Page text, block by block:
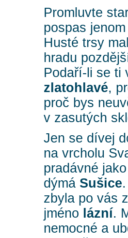
Promluvte
pospas
Husté trsy
hradu
Podaří-li se ti
zlatohlavé,
proč bys
v zasutých
Jen se dívej
na vrcholu
pradávné
dýmá Sušice.
zbyla po vás
jméno lázní.
nemocné a